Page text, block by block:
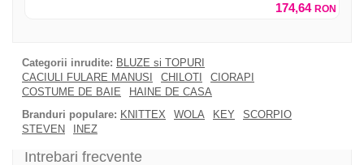
174,64 RON
Categorii inrudite: BLUZE si TOPURI
CACIULI FULARE MANUSI
CHILOTI
CIORAPI
COSTUME DE BAIE
HAINE DE CASA
Branduri populare: KNITTEX WOLA KEY
SCORPIO
STEVEN
INEZ
Intrebari frecvente